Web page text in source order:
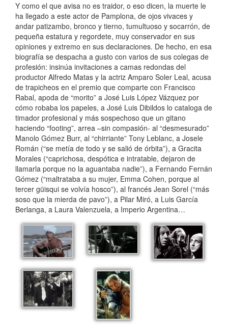
Y como el que avisa no es traidor, o eso dicen, la muerte le
ha llegado a este actor de Pamplona, de ojos vivaces y
andar patizambo, bronco y tierno, tumultuoso y socarrón, de
pequeña estatura y regordete, muy conservador en sus
opiniones y extremo en sus declaraciones. De hecho, en esa
biografía se despacha a gusto con varios de sus colegas de
profesión: insinúa invitaciones a camas redondas del
productor Alfredo Matas y la actriz Amparo Soler Leal, acusa
de trapicheos en el premio que comparte con Francisco
Rabal, apoda de “morito” a José Luis López Vázquez por
cómo robaba los papeles, a José Luis Dibildos lo cataloga de
timador profesional y más sospechoso que un gitano
haciendo “footing”, arrea –sin compasión- al “desmesurado”
Manolo Gómez Burr, al “chirriante” Tony Leblanc, a Josele
Román (“se metía de todo y se salió de órbita”), a Gracita
Morales (“caprichosa, despótica e intratable, dejaron de
llamarla porque no la aguantaba nadie”), a Fernando Fernán
Gómez (“maltrataba a su mujer, Emma Cohen, porque al
tercer güisqui se volvía hosco”), al francés Jean Sorel (“más
soso que la mierda de pavo”), a Pilar Miró, a Luis García
Berlanga, a Laura Valenzuela, a Imperio Argentina…